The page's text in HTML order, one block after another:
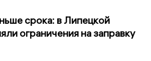
срока: в Липецкой
ограничения на заправку